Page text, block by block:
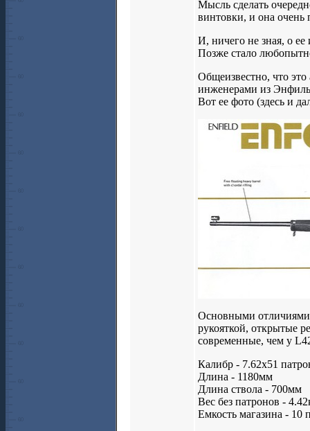
Мысль сделать
винтовки, и она очень
И, ничего не зная, о ее
Позже стало
Общеизвестно, что это
инженерами из
Вот ее фото (здесь и
Основными отличиями
рукояткой, открытые
современные, чем у
Калибр - 7.62х51
Длина - 1180мм
Длина ствола - 700мм
Вес без патронов -
Емкость магазина - 10